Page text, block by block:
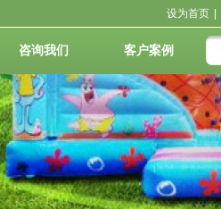
咨询我们 客户案例
设为首页